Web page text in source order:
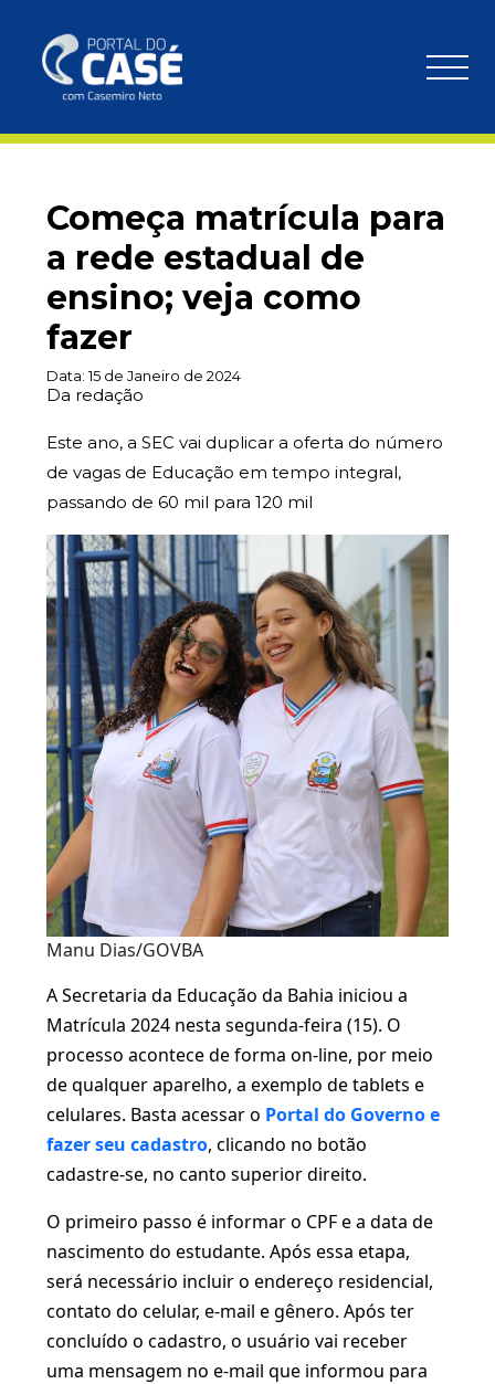
Começa matrícula para
a rede estadual de
ensino; veja como
fazer
Data:15 de Janeiro de 2024
Da redação
Este ano, a SEC vai duplicar a oferta do número
de vagas de Educação em tempo integral,
passando de 60 mil para 120 mil
Manu Dias/GOVBA
A Secretaria da Educação da Bahia iniciou a
Matrícula 2024 nesta segunda-feira (15). O
processo acontece de forma on-line, por meio
de qualquer aparelho, a exemplo de tablets e
celulares. Basta acessar o Portal do Governo e
fazer seu cadastro, clicando no botão
cadastre-se, no canto superior direito.
O primeiro passo é informar o CPF e a data de
nascimento do estudante. Após essa etapa,
será necessário incluir o endereço residencial,
contato do celular, e-mail e gênero. Após ter
concluído o cadastro, o usuário vai receber
uma mensagem no e-mail que informou para